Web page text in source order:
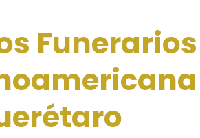
Funerarios